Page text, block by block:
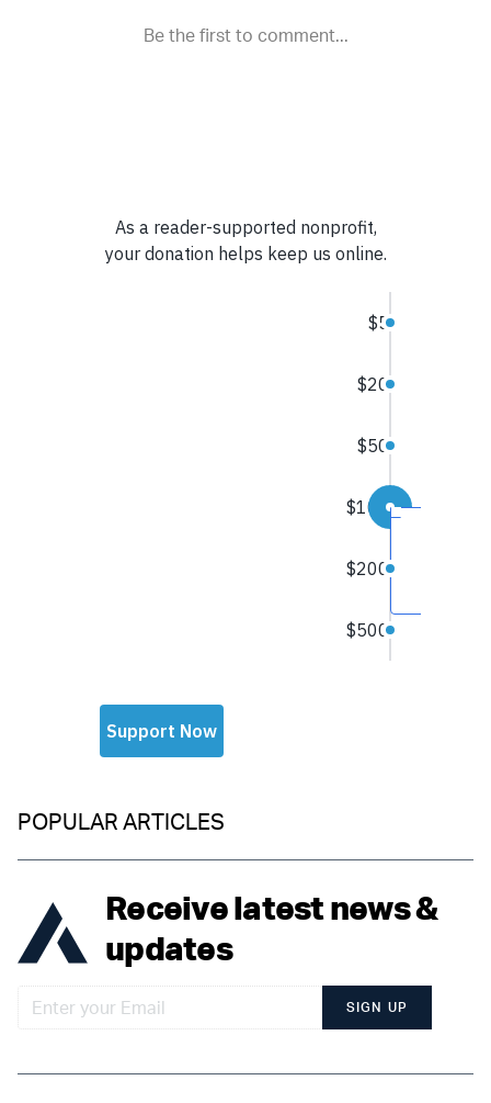
POPULAR ARTICLES
Receive latest news &
updates
SIGN UP